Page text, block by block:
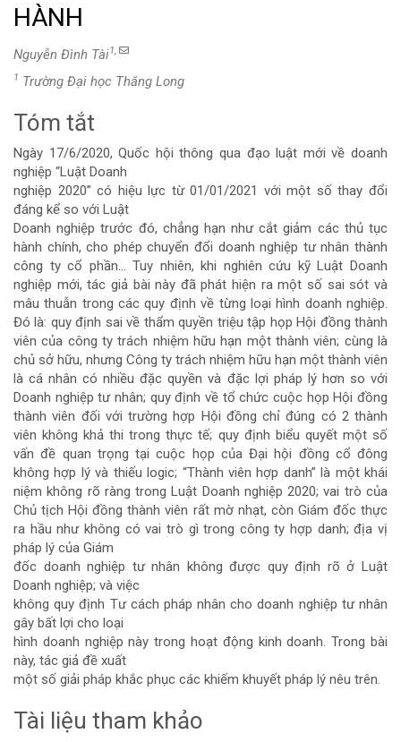
HÀNH
Nguyễn Đình Tài1,
1 Trường Đại học Thăng Long
Nội
dung
chính
của
bài
viết
Tóm tắt
Ngày 17/6/2020, Quốc hội thông qua đạo luật mới về doanh
nghiệp “Luật Doanh
nghiệp 2020” có hiệu lực từ 01/01/2021 với một số thay đổi
đáng kể so với Luật
Doanh nghiệp trước đó, chẳng hạn như cắt giảm các thủ tục
hành chính, cho phép chuyển đổi doanh nghiệp tư nhân thành
công ty cổ phần… Tuy nhiên, khi nghiên cứu kỹ Luật Doanh
nghiệp mới, tác giả bài này đã phát hiện ra một số sai sót và
mâu thuẫn trong các quy định về từng loại hình doanh nghiệp.
Đó là: quy định sai về thẩm quyền triệu tập họp Hội đồng thành
viên của công ty trách nhiệm hữu hạn một thành viên; cùng là
chủ sở hữu, nhưng Công ty trách nhiệm hữu hạn một thành viên
là cá nhân có nhiều đặc quyền và đặc lợi pháp lý hơn so với
Doanh nghiệp tư nhân; quy định về tổ chức cuộc họp Hội đồng
thành viên đối với trường hợp Hội đồng chỉ đúng có 2 thành
viên không khả thi trong thực tế; quy định biểu quyết một số
vấn đề quan trọng tại cuộc họp của Đại hội đồng cổ đông
không hợp lý và thiếu logic; “Thành viên hợp danh” là một khái
niệm không rõ ràng trong Luật Doanh nghiệp 2020; vai trò của
Chủ tịch Hội đồng thành viên rất mờ nhạt, còn Giám đốc thực
ra hầu như không có vai trò gì trong công ty hợp danh; địa vị
pháp lý của Giám
đốc doanh nghiệp tư nhân không được quy định rõ ở Luật
Doanh nghiệp; và việc
không quy định Tư cách pháp nhân cho doanh nghiệp tư nhân
gây bất lợi cho loại
hình doanh nghiệp này trong hoạt động kinh doanh. Trong bài
này, tác giả đề xuất
một số giải pháp khắc phục các khiếm khuyết pháp lý nêu trên.
Chi
Tài liệu tham khảo